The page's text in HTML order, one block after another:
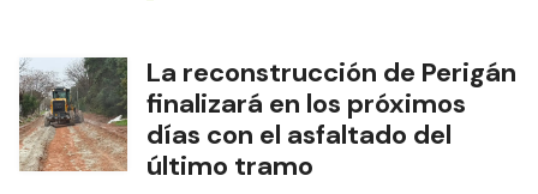
La reconstrucción de Perigán
finalizará en los próximos
días con el asfaltado del
último tramo